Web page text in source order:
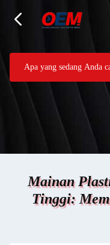
Mainan
Tinggi: